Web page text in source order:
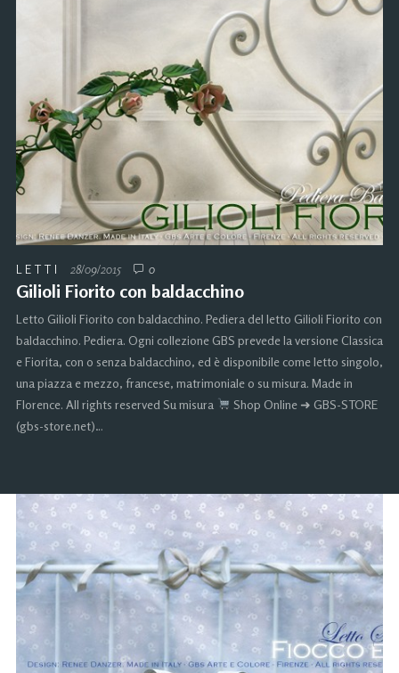
LETTI 28/09/2015 0
Gilioli Fiorito con baldacchino
Letto Gilioli Fiorito con baldacchino. Pediera del letto Gilioli Fiorito con
baldacchino. Pediera. Ogni collezione GBS prevede la versione Classica
e Fiorita, con o senza baldacchino, ed è disponibile come letto singolo,
una piazza e mezzo, francese, matrimoniale o su misura. Made in
Florence. All rights reserved Su misura
Shop Online ➜ GBS-STORE
(gbs-store.net)…